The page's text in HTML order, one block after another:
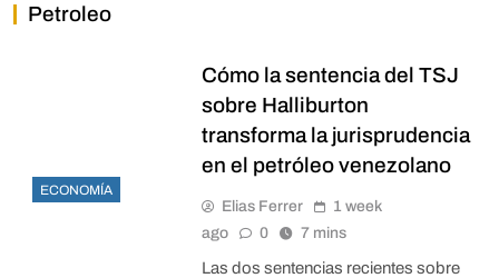
Petroleo
ECONOMÍA
Cómo la sentencia del TSJ
sobre Halliburton
transforma la jurisprudencia
en el petróleo venezolano
Elias Ferrer
1 week
ago
0 7 mins
Las dos sentencias recientes sobre